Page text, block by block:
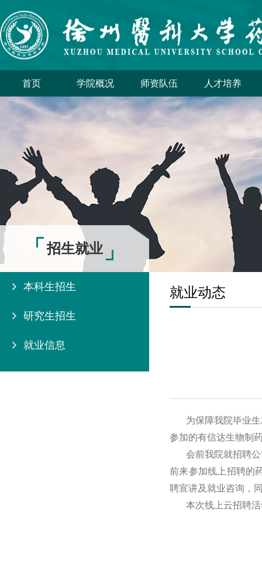
首页 学院概况 师资队伍 人才培养
招生就业
本科生招生
研究生招生
就业信息
就业动态
为保障我院毕业
参加的有信达生物制
会前我院就招聘
前来参加线上招聘的
聘宣讲及就业咨询，
本次线上云招聘